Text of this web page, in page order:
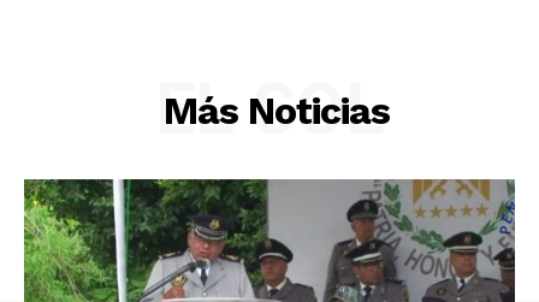
Más Noticias
EL SOL